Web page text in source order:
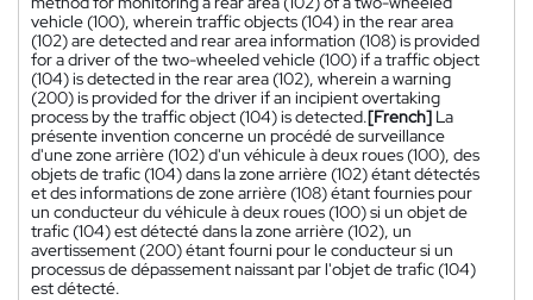
vehicle (100), wherein traffic objects (104) in the rear area
(102) are detected and rear area information (108) is provided
for a driver of the two-wheeled vehicle (100) if a traffic object
(104) is detected in the rear area (102), wherein a warning
(200) is provided for the driver if an incipient overtaking
process by the traffic object (104) is detected.[French] La
présente invention concerne un procédé de surveillance
d'une zone arrière (102) d'un véhicule à deux roues (100), des
objets de trafic (104) dans la zone arrière (102) étant détectés
et des informations de zone arrière (108) étant fournies pour
un conducteur du véhicule à deux roues (100) si un objet de
trafic (104) est détecté dans la zone arrière (102), un
avertissement (200) étant fourni pour le conducteur si un
processus de dépassement naissant par l'objet de trafic (104)
est détecté.